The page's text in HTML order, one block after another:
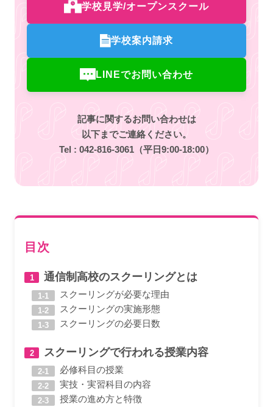
学校見学/オープンスクール
学校案内請求
LINEでお問い合わせ
記事に関するお問い合わせは
以下までご連絡ください。
Tel : 042-816-3061 （平日9:00-18:00）
目次
通信制高校のスクーリングとは
スクーリングが必要な理由
スクーリングの実施形態
スクーリングの必要日数
スクーリングで行われる授業内容
必修科目の授業
実技・実習科目の内容
授業の進め方と特徴